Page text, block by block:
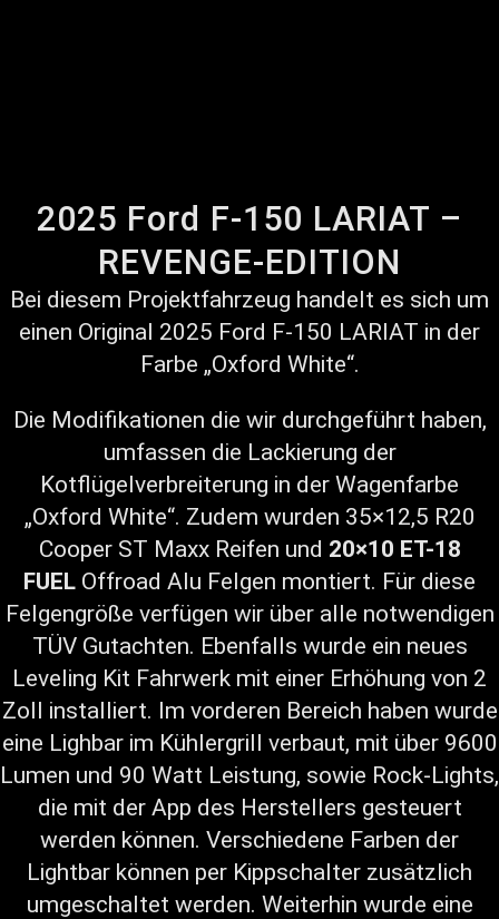
2025 Ford F-150 LARIAT –
REVENGE-EDITION
Bei diesem Projektfahrzeug handelt es sich um
einen Original 2025 Ford F-150 LARIAT in der
Farbe „Oxford White“.
Die Modifikationen die wir durchgeführt haben,
umfassen die Lackierung der
Kotflügelverbreiterung in der Wagenfarbe
„Oxford White“. Zudem wurden 35×12,5 R20
Cooper ST Maxx Reifen und 20×10 ET-18
FUEL Offroad Alu Felgen montiert. Für diese
Felgengröße verfügen wir über alle notwendigen
TÜV Gutachten. Ebenfalls wurde ein neues
Leveling Kit Fahrwerk mit einer Erhöhung von 2
Zoll installiert. Im vorderen Bereich haben wurde
eine Lighbar im Kühlergrill verbaut, mit über 9600
Lumen und 90 Watt Leistung, sowie Rock-Lights,
die mit der App des Herstellers gesteuert
werden können. Verschiedene Farben der
Lightbar können per Kippschalter zusätzlich
umgeschaltet werden. Weiterhin wurde eine